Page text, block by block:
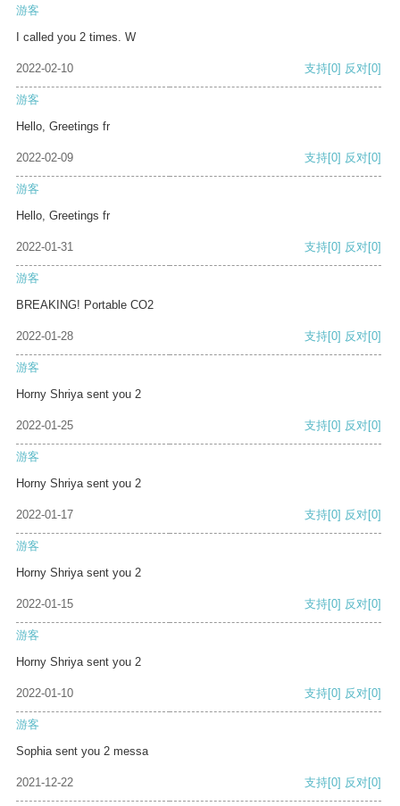
游客
I called you 2 times. W
2022-02-10 支持[0] 反对[0]
游客
Hello, Greetings fr
2022-02-09 支持[0] 反对[0]
游客
Hello, Greetings fr
2022-01-31 支持[0] 反对[0]
游客
BREAKING! Portable CO2
2022-01-28 支持[0] 反对[0]
游客
Horny Shriya sent you 2
2022-01-25 支持[0] 反对[0]
游客
Horny Shriya sent you 2
2022-01-17 支持[0] 反对[0]
游客
Horny Shriya sent you 2
2022-01-15 支持[0] 反对[0]
游客
Horny Shriya sent you 2
2022-01-10 支持[0] 反对[0]
游客
Sophia sent you 2 messa
2021-12-22 支持[0] 反对[0]